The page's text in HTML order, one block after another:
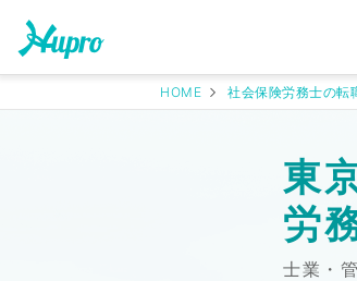
HOME 社会保険労務士の転
東
労
士業・